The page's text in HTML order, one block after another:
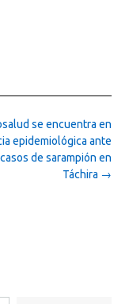
se encuentra en
epidemiológica ante
casos de sarampión en
Táchira →